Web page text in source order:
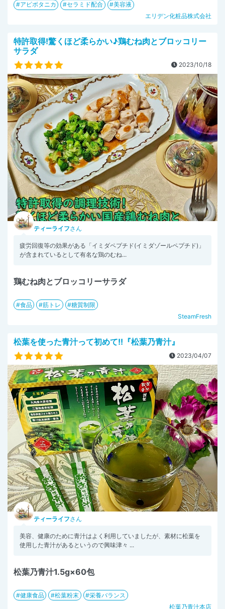
アピボタニカ セラミド配合
美容液
エリデン化粧品株式会社
特許取得!驚くほど柔らかい♪鶏むね肉とブロッコリー
サラダ
2023/10/18
ティーライフさん
疲労回復等の効果がある「イミダペプチド(イミダゾールペプチド)」
が含まれているとして有名な鶏のむね...
鶏むね肉とブロッコリーサラダ
食品 筋トレ
糖質制限
SteamFresh
松葉を使った青汁って初めて!!『松葉乃青汁』
2023/04/07
ティーライフさん
美容、健康のために青汁はよく利用していましたが、素材に松葉を
使用した青汁があるというので興味津々 ...
松葉乃青汁1.5g×60包
健康食品 松葉粉末
栄養バランス
松葉乃青汁本店